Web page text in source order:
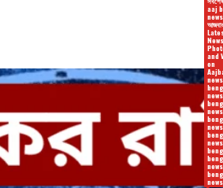
aaj
news
and
on
news
news
news